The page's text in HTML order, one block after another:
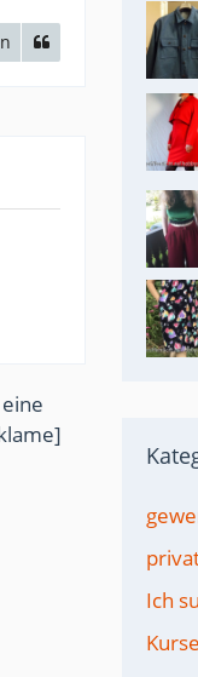
Ich
Kurse